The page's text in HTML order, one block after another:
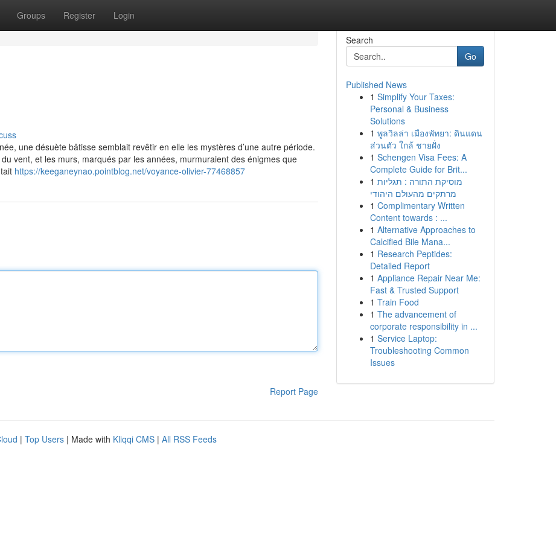
Groups Register Login
une désuète bâtisse semblait revêtir en elle les mystères d’une autre période.
vent, et les murs, marqués par les années, murmuraient des énigmes que
https://keeganeynao.pointblog.net/voyance-olivier-77468857
Report Page
Search
Go
Published News
1 Simplify Your Taxes:
Personal & Business
Solutions
1 พูลวิลล่า เมืองพัทยา: ดินแดน
ส่วนตัว ใกล้ ชายฝั่ง
1 Schengen Visa Fees: A
Complete Guide for Brit...
1 מוסיקת התורה : תגליות
מרתקים מהעולם היהודי
1 Complimentary Written
Content towards : ...
1 Alternative Approaches to
Calcified Bile Mana...
1 Research Peptides:
Detailed Report
1 Appliance Repair Near Me:
Fast & Trusted Support
1 Train Food
1 The advancement of
corporate responsibility in ...
1 Service Laptop:
Troubleshooting Common
Issues
| Top Users | Made with Kliqqi CMS | All RSS Feeds